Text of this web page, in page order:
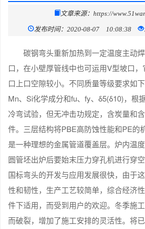
文章来源：https://
发布时间：2020-08-07 10:08:38
碳钢弯头重新加热到一定温度主动
口，在小壁厚管线中也可运用V型坡口
口上口空隙较小。不同质量等级要求如
Mn、Si化学成分和fu、fy、δ5(δ10)，根
冷弯试验，但无冲击功规定，含炭量和
件。三层结构将PBE高防蚀性能和PE的
是一种理想的金属管道覆盖层。炉内温
圆管坯出炉后要始末压力穿孔机进行穿
国标弯头的开发与应用发展很快，由于
性和韧性，生产工艺较简单，综合经济
件下适用，而受到用户的欢迎。冬季施
而破裂，增加了施工安排的灵活性。将